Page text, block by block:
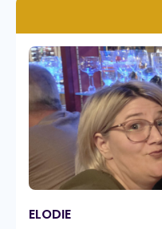
ELODIE